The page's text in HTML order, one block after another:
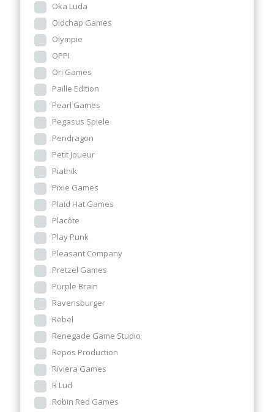
Oka Luda
Oldchap Games
Olympie
OPPI
Ori Games
Paille Edition
Pearl Games
Pegasus Spiele
Pendragon
Petit Joueur
Piatnik
Pixie Games
Plaid Hat Games
Placôte
Play Punk
Pleasant Company
Pretzel Games
Purple Brain
Ravensburger
Rebel
Renegade Game Studio
Repos Production
Riviera Games
R Lud
Robin Red Games